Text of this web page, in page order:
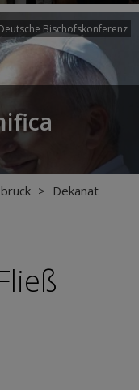
Bischofskonferenz
> Dekanat